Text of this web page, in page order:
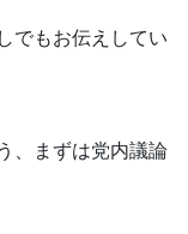
でもお伝えしてい
、まずは党内議論